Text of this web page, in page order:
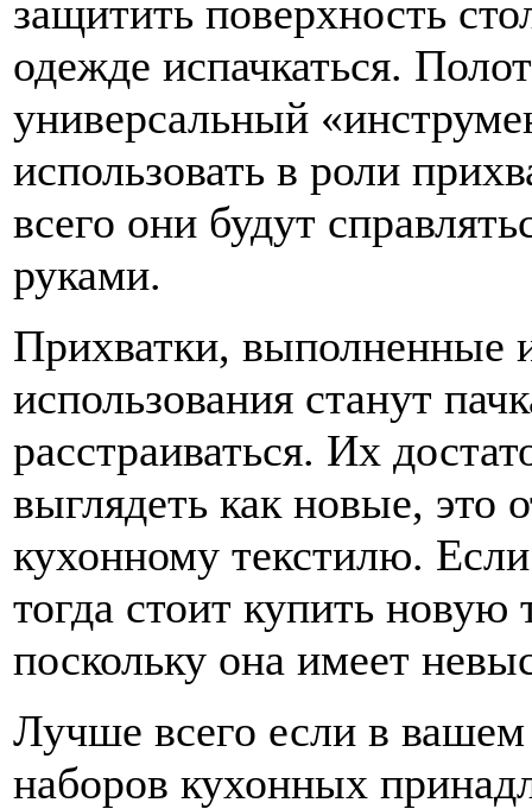
защитить поверхность
одежде испачкаться.
универсальный
использовать в роли
всего они будут
руками.
Прихватки, выполненные
использования станут
расстраиваться. Их
выглядеть как новые, это
кухонному текстилю.
тогда стоит купить
поскольку она имеет
Лучше всего если в вашем
наборов кухонных